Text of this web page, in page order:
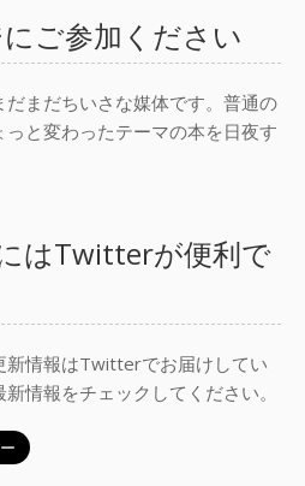
ご参加ください
まだちいさな媒体です。普通の
と変わったテーマの本を日夜す
はTwitterが便利で
新情報はTwitterでお届けしてい
情報をチェックしてください。